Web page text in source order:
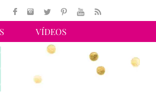
VÍDEOS